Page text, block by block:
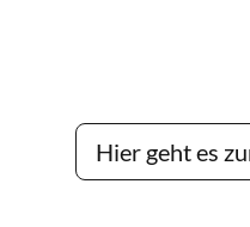
Hier geht es